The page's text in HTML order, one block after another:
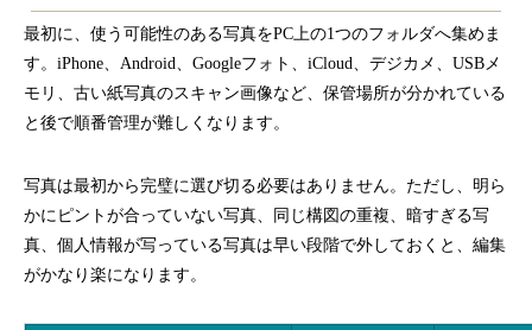
最初に、使う可能性のある写真をPC上の1つのフォルダへ集めま
す。iPhone、Android、Googleフォト、iCloud、デジカメ、USBメ
モリ、古い紙写真のスキャン画像など、保管場所が分かれている
と後で順番管理が難しくなります。
写真は最初から完璧に選び切る必要はありません。ただし、明ら
かにピントが合っていない写真、同じ構図の重複、暗すぎる写
真、個人情報が写っている写真は早い段階で外しておくと、編集
がかなり楽になります。